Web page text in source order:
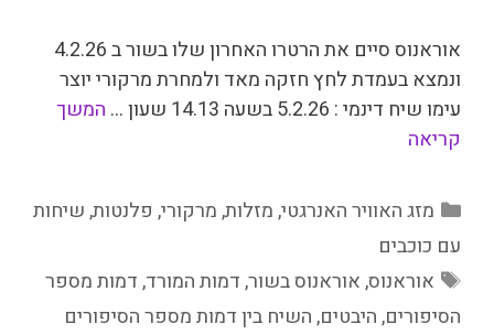
אוראנוס סיים את הרטרו האחרון שלו בשור ב 4.2.26
ונמצא בעמדת לחץ חזקה מאד ולמחרת מרקורי יוצר
עימו שיח דינמי : 5.2.26 בשעה 14.13 שעון …
המשך
קריאה
קטגוריות
מזג האוויר האנרגטי,מזלות,מרקורי, פלנטות,שיחות
עם כוכבים
תגיות
אוראנוס,אוראנוס בשור,דמות המורד,דמות מספר
הסיפורים,היבטים,השיח בין דמות מספר הסיפורים